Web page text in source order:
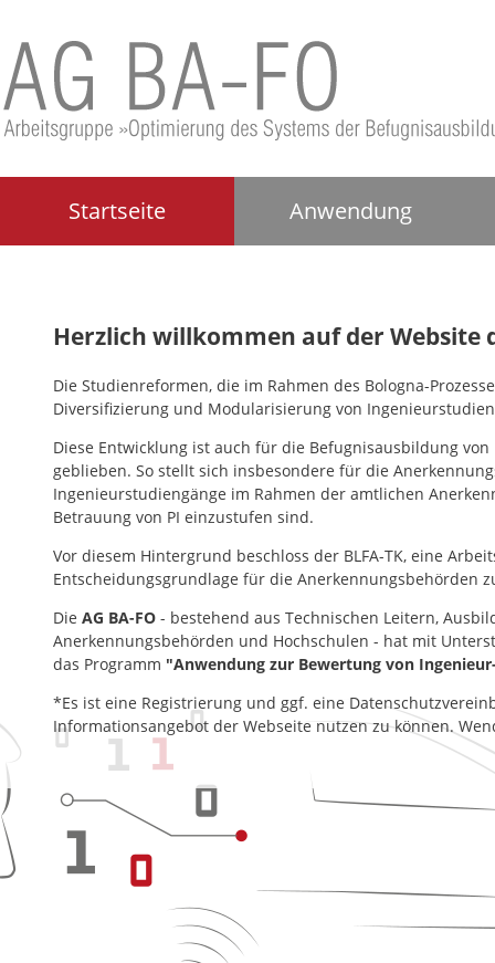
Startseite Anwendung
Herzlich willkommen auf der Website
Die Studienreformen, die im Rahmen des Bologna-
Diversifizierung und Modularisierung von
Diese Entwicklung ist auch für die Befugnisausbildung
geblieben. So stellt sich insbesondere für die
Ingenieurstudiengänge im Rahmen der amtlichen
Betrauung von PI einzustufen sind.
Vor diesem Hintergrund beschloss der BLFA-TK, eine
Entscheidungsgrundlage für die Anerkennungsbehörden
Die AG BA-FO - bestehend aus Technischen Leitern,
Anerkennungsbehörden und Hochschulen - hat mit
das Programm "Anwendung zur Bewertung von
*Es ist eine Registrierung und ggf. eine
Informationsangebot der Webseite nutzen zu können.